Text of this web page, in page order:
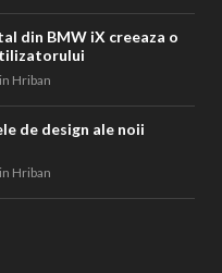
din BMW iX creeaza o
Hriban
de design ale noii
Hriban